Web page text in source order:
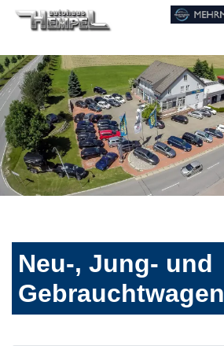
Neu-, Jung- und
Gebrauchtwagen